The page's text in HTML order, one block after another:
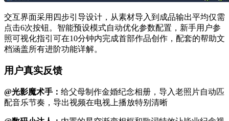
交互界面采用四步引导设计，从素材导入到成品输出平均仅需
点击6次按钮。智能预设模式自动优化参数配置，新手用户参
照可视化指引可在10分钟内完成首部作品创作，配套的帮助文
档涵盖所有进阶功能详解。
用户真实反馈
@光影魔术手： 给父母制作金婚纪念相册，导入老照片自动匹
配音乐节奏，导出视频在电视上播放特别清晰